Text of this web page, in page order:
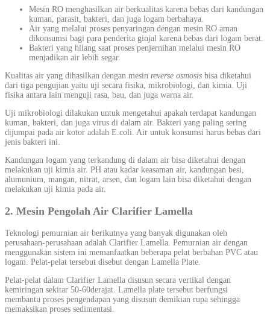
Mesin RO menghasilkan air berkualitas karena bebas dari kandungan
kuman, parasit, bakteri, dan juga logam berbahaya.
Air yang melalui proses penyaringan dengan mesin RO aman
dikonsumsi bagi para penderita ginjal karena bebas dari logam berat.
Bakteri yang hilang saat proses penjernihan melalui mesin RO
menjadikan air lebih segar.
Kualitas air yang dihasilkan dengan mesin reverse osmosis bisa diketahui
dari tiga pengujian yaitu uji secara fisika, mikrobiologi, dan kimia. Uji
fisika antara lain menguji rasa, bau, dan juga warna air.
Uji mikrobiologi dilakukan untuk mengetahui apakah terdapat kandungan
kuman, bakteri, dan juga virus di dalam air. Bakteri yang paling sering
dijumpai pada air kotor adalah E.coli. Air untuk konsumsi harus bebas dari
jenis bakteri ini.
Kandungan logam yang terkandung di dalam air bisa diketahui dengan
melakukan uji kimia air. PH atau kadar keasaman air, kandungan besi,
alumunium, mangan, nitrat, arsen, dan logam lain bisa diketahui dengan
melakukan uji kimia pada air.
2. Mesin Pengolah Air Clarifier Lamella
Teknologi pemurnian air berikutnya yang banyak digunakan oleh
perusahaan-perusahaan adalah Clarifier Lamella. Pemurnian air dengan
menggunakan sistem ini memanfaatkan beberapa pelat berbahan PVC atau
logam. Pelat-pelat tersebut disebut dengan Lamella Plate.
Pelat-pelat dalam Clarifier Lamella disusun secara vertikal dengan
kemiringan sekitar 50-60derajat. Lamella plate tersebut berfungsi
membantu proses pengendapan yang disusun demikian rupa sehingga
memaksikan proses sedimentasi.